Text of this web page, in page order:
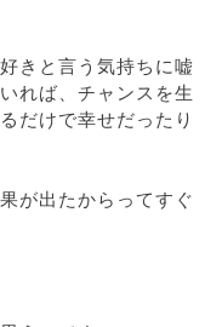
きと言う気持ちに嘘
れば、チャンスを生
だけで幸せだったり
が出たからってすぐ